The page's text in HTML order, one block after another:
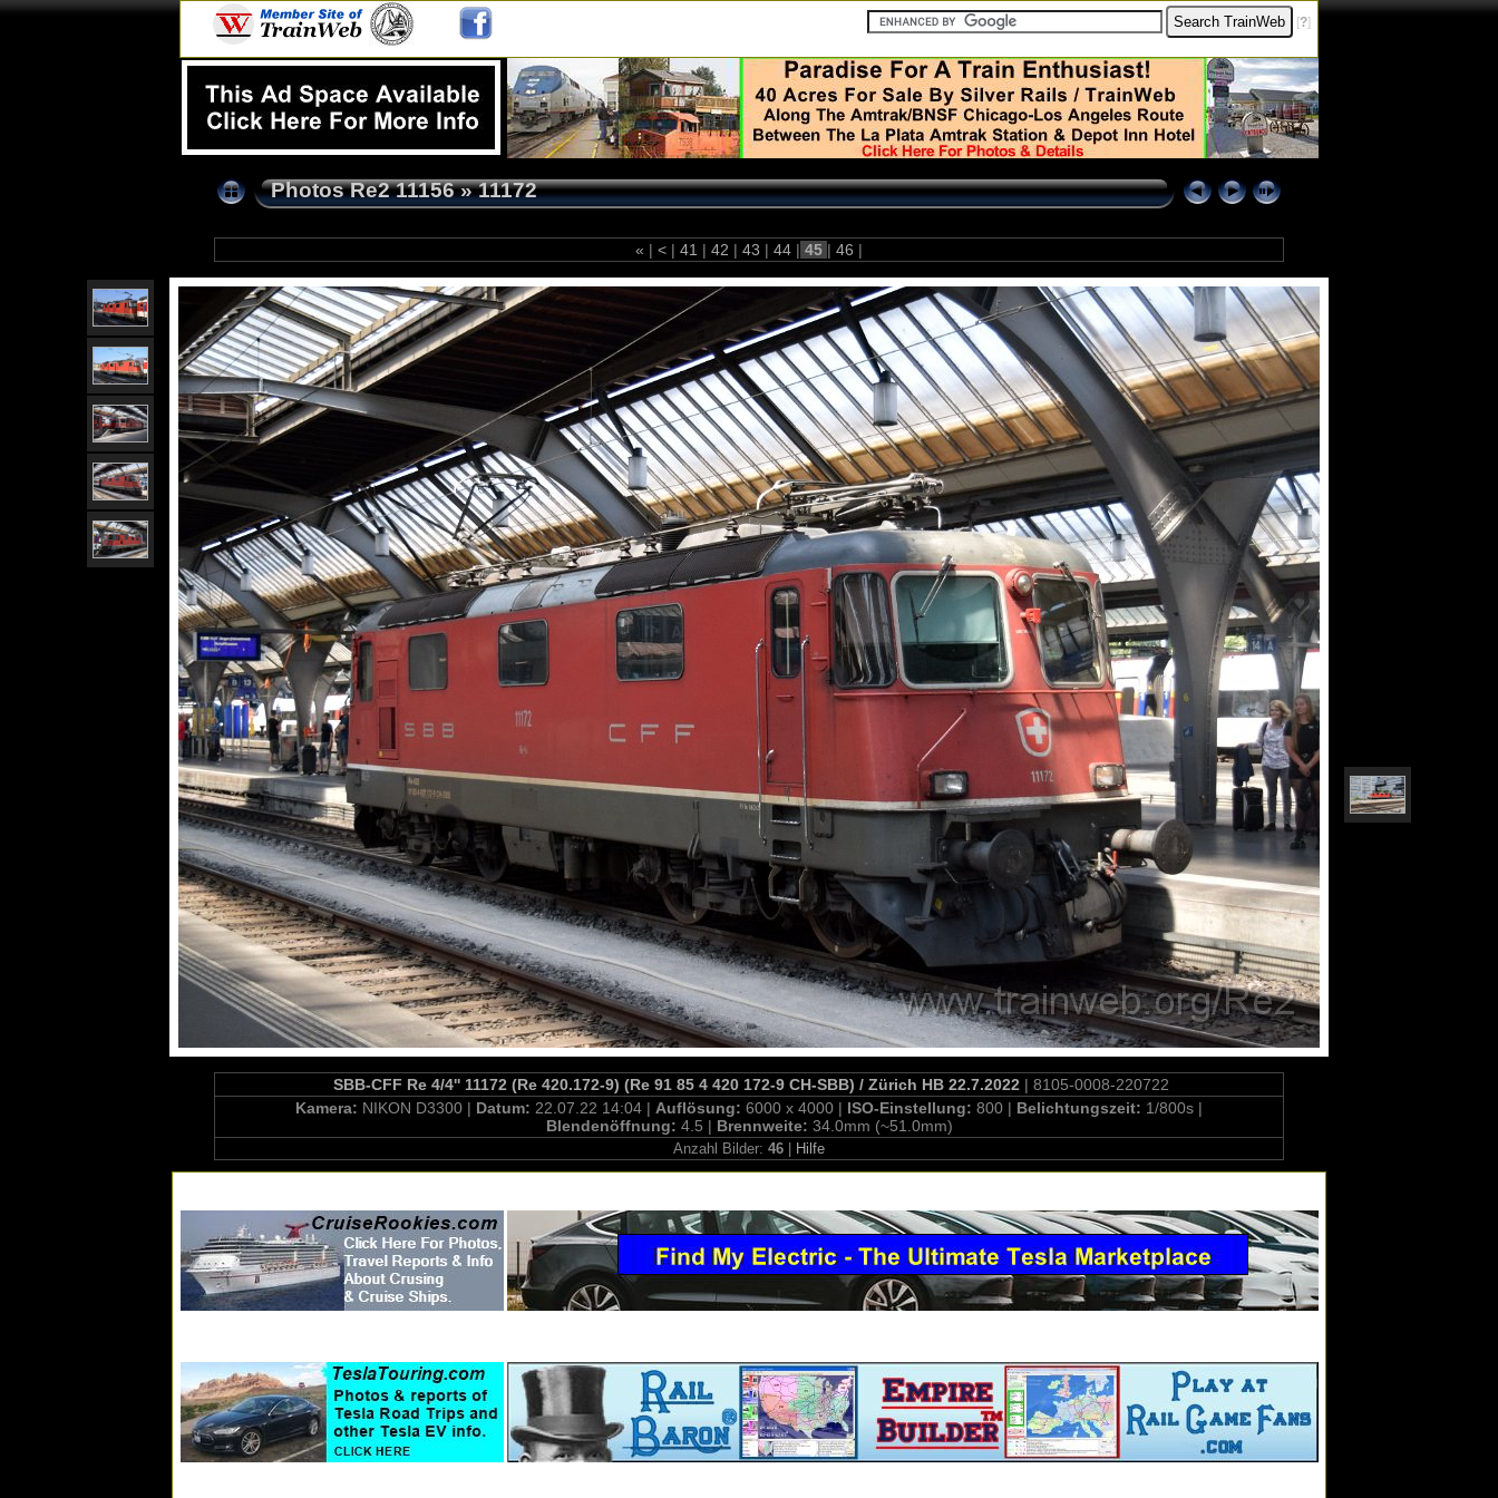
[?]
Photos Re2 11156»11172
« | < | 41 | 42 | 43 | 44 | 45 | 46 |
SBB-CFF Re 4/4'' 11172 (Re 420.172-9) (Re 91 85 4 420 172-9 CH-SBB) / Zürich HB 22.7.2022 | 8105-0008-220722
Kamera: NIKON D3300 | Datum: 22.07.22 14:04 | Auflösung: 6000 x 4000 | ISO-Einstellung: 800 | Belichtungszeit: 1/800s |
Blendenöffnung: 4.5 | Brennweite: 34.0mm (~51.0mm)
Anzahl Bilder: 46 Hilfe